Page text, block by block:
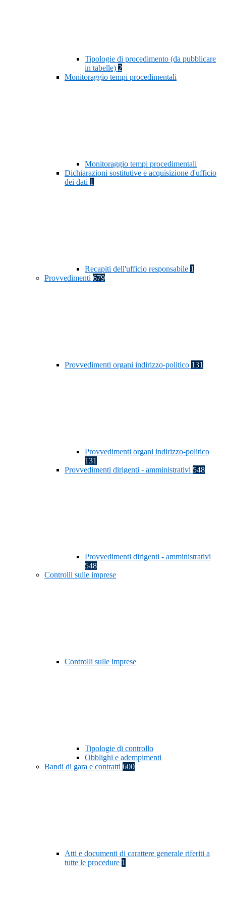
Tipologie di procedimento (da pubblicare
in tabelle) 2
Monitoraggio tempi procedimentali
Monitoraggio tempi procedimentali
Dichiarazioni sostitutive e acquisizione d'ufficio
dei dati 1
Recapiti dell'ufficio responsabile 1
Provvedimenti 679
Provvedimenti organi indirizzo-politico 131
Provvedimenti organi indirizzo-politico
131
Provvedimenti dirigenti - amministrativi 548
Provvedimenti dirigenti - amministrativi
548
Controlli sulle imprese
Controlli sulle imprese
Tipologie di controllo
Obblighi e adempimenti
Bandi di gara e contratti 600
Atti e documenti di carattere generale riferiti a
tutte le procedure 1